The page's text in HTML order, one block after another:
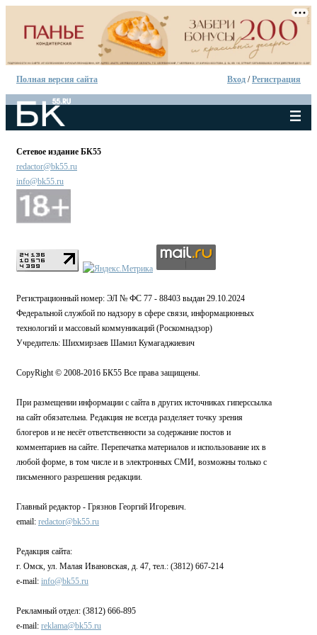
Полная версия сайта Вход /Регистрация
Сетевое издание БК55
redactor@bk55.ru
info@bk55.ru
Регистрационный номер: ЭЛ № ФС 77 - 88403 выдан 29.10.2024
Федеральной службой по надзору в сфере связи, информационных
технологий и массовый коммуникаций (Роскомнадзор)
Учредитель: Шихмирзаев Шамил Кумагаджиевич
CopyRight © 2008-2016 БК55 Все права защищены.
При размещении информации с сайта в других источниках гиперссылка
на сайт обязательна. Редакция не всегда разделяет точку зрения
блогеров и не несёт ответственности за содержание постов и
комментариев на сайте. Перепечатка материалов и использование их в
любой форме, в том числе и в электронных СМИ, возможны только с
письменного разрешения редакции.
Главный редактор - Грязнов Георгий Игоревич.
email: redactor@bk55.ru
Редакция сайта:
г. Омск, ул. Малая Ивановская, д. 47, тел.: (3812) 667-214
e-mail: info@bk55.ru
Рекламный отдел: (3812) 666-895
e-mail: reklama@bk55.ru